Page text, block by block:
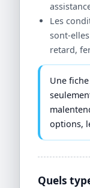
Les
sont-
retard,
Une
options,
Quels